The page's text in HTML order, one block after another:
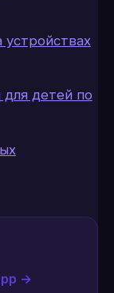
устройствах
детей по
→